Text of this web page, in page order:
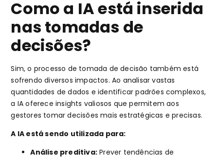
Como a IA está inserida
nas tomadas de
decisões?
Sim, o processo de tomada de decisão também está
sofrendo diversos impactos. Ao analisar vastas
quantidades de dados e identificar padrões complexos,
a IA oferece insights valiosos que permitem aos
gestores tomar decisões mais estratégicas e precisas.
A IA está sendo utilizada para:
Análise preditiva: Prever tendências de